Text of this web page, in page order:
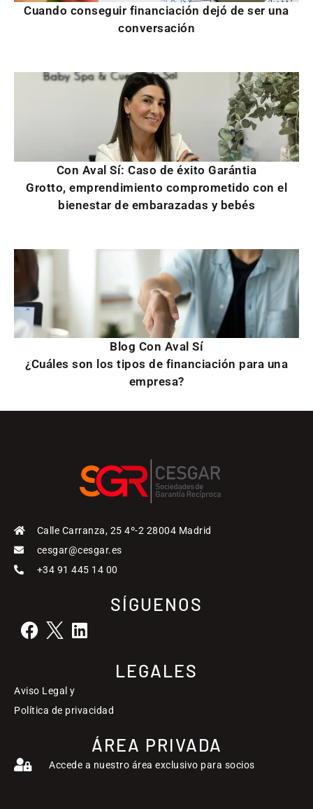
Cuando conseguir financiación dejó de ser una
conversación
Con Aval Sí: Caso de éxito Garántia
Grotto, emprendimiento comprometido con el
bienestar de embarazadas y bebés
Blog Con Aval Sí
¿Cuáles son los tipos de financiación para una
empresa?
Calle Carranza, 25 4º-2 28004 Madrid
cesgar@cesgar.es
+34 91 445 14 00
SÍGUENOS
LEGALES
Aviso Legal y
Política de privacidad
ÁREA PRIVADA
Accede a nuestro área exclusivo para socios